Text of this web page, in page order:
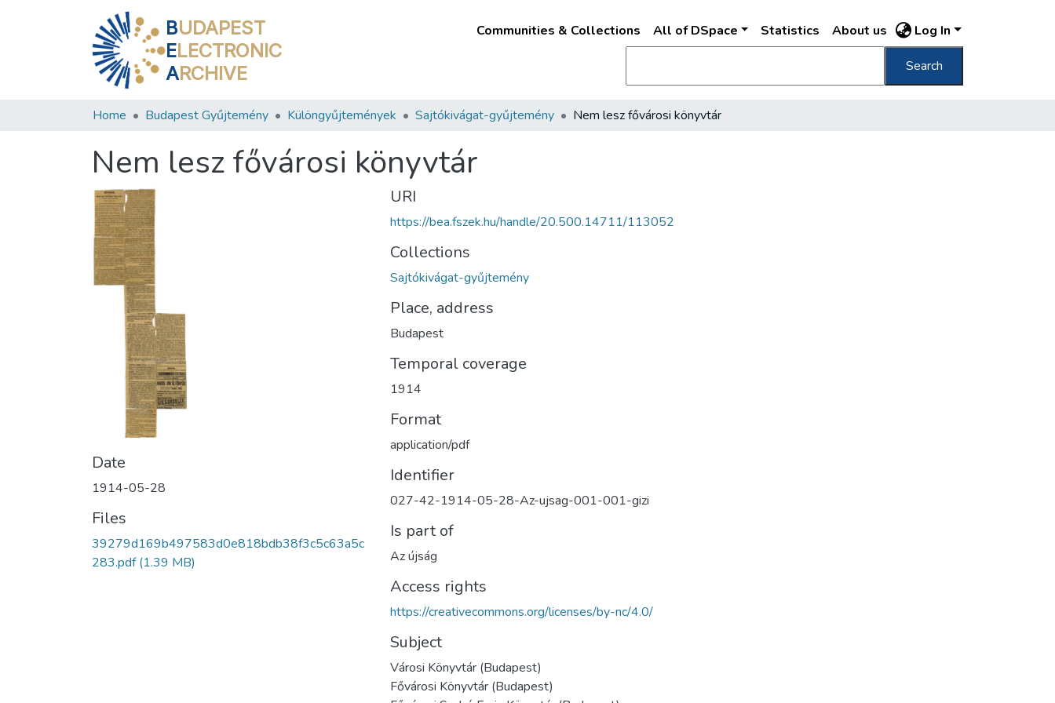
BUDAPEST
ELECTRONIC
ARCHIVE
Communities & Collections All of DSpace Statistics About us Log In
Search
Home Budapest Gyűjtemény Különgyűjtemények Sajtókivágat-gyűjtemény Nem lesz fővárosi könyvtár
Nem lesz fővárosi könyvtár
Date
1914-05-28
Files
39279d169b497583d0e818bdb38f3c5c63a5c
283.pdf(1.39 MB)
URI
https://bea.fszek.hu/handle/20.500.14711/113052
Collections
Sajtókivágat-gyűjtemény
Place, address
Budapest
Temporal coverage
1914
Format
application/pdf
Identifier
027-42-1914-05-28-Az-ujsag-001-001-gizi
Is part of
Az újság
Access rights
https://creativecommons.org/licenses/by-nc/4.0/
Subject
Városi Könyvtár (Budapest)
Fővárosi Könyvtár (Budapest)